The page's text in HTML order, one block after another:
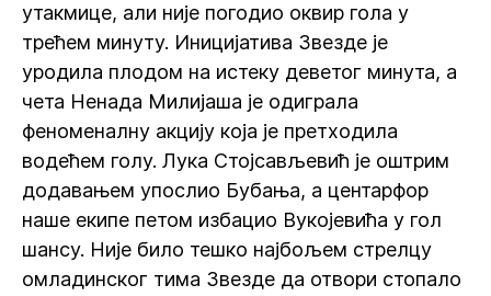
утакмице, али није погодио оквир гола у
трећем минуту. Иницијатива Звезде је
уродила плодом на истеку деветог минута, а
чета Ненада Милијаша је одиграла
феноменалну акцију која је претходила
водећем голу. Лука Стојсављевић је оштрим
додавањем упослио Бубања, а центарфор
наше екипе петом избацио Вукојевића у гол
шансу. Није било тешко најбољем стрелцу
омладинског тима Звезде да отвори стопало